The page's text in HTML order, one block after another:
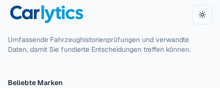
Umfassende Fahrzeughistorienprüfungen und verwandte
Daten, damit Sie fundierte Entscheidungen treffen können.
Beliebte Marken